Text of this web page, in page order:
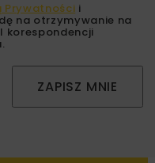
Prywatności i
na otrzymywanie na
korespondencji
ZAPISZ MNIE